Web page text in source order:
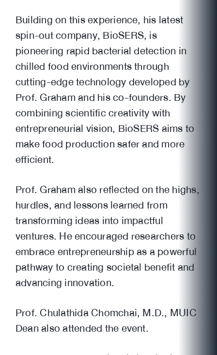
Building on this experience, his latest
spin-out company, BioSERS, is
pioneering rapid bacterial detection in
chilled food environments through
cutting-edge technology developed by
Prof. Graham and his co-founders. By
combining scientific creativity with
entrepreneurial vision, BioSERS aims to
make food production safer and more
efficient.
Prof. Graham also reflected on the highs,
hurdles, and lessons learned from
transforming ideas into impactful
ventures. He encouraged researchers to
embrace entrepreneurship as a powerful
pathway to creating societal benefit and
advancing innovation.
Prof. Chulathida Chomchai, M.D., MUIC
Dean also attended the event.